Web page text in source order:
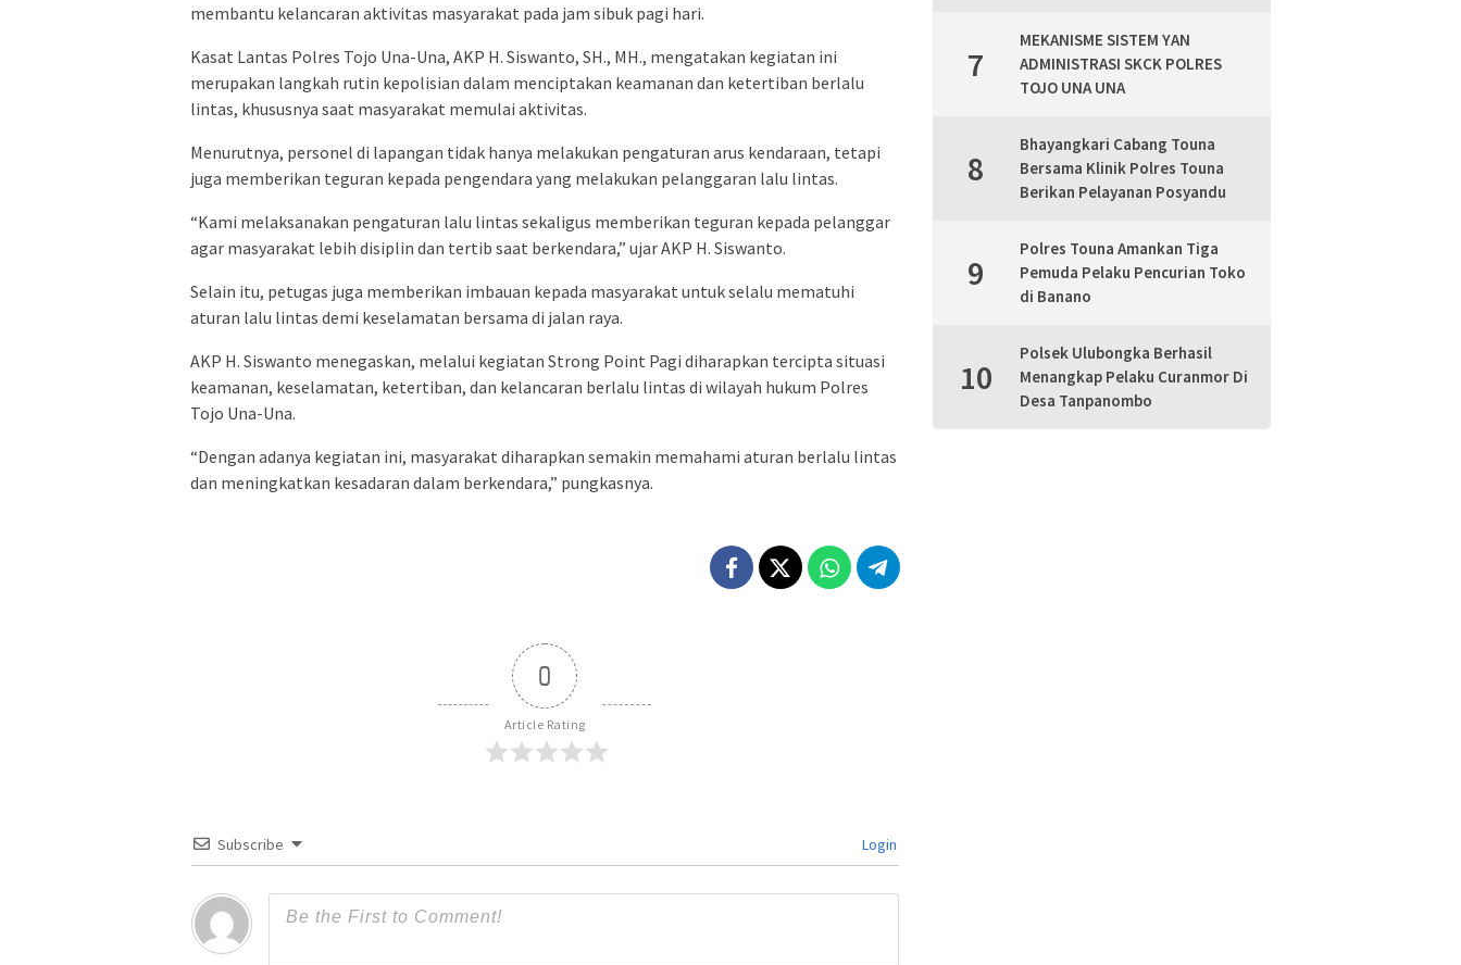
membantu kelancaran aktivitas masyarakat pada jam sibuk pagi hari.
Kasat Lantas Polres Tojo Una-Una, AKP H. Siswanto, SH., MH., mengatakan kegiatan ini
merupakan langkah rutin kepolisian dalam menciptakan keamanan dan ketertiban berlalu
lintas, khususnya saat masyarakat memulai aktivitas.
Menurutnya, personel di lapangan tidak hanya melakukan pengaturan arus kendaraan, tetapi
juga memberikan teguran kepada pengendara yang melakukan pelanggaran lalu lintas.
“Kami melaksanakan pengaturan lalu lintas sekaligus memberikan teguran kepada pelanggar
agar masyarakat lebih disiplin dan tertib saat berkendara,” ujar AKP H. Siswanto.
Selain itu, petugas juga memberikan imbauan kepada masyarakat untuk selalu mematuhi
aturan lalu lintas demi keselamatan bersama di jalan raya.
AKP H. Siswanto menegaskan, melalui kegiatan Strong Point Pagi diharapkan tercipta situasi
keamanan, keselamatan, ketertiban, dan kelancaran berlalu lintas di wilayah hukum Polres
Tojo Una-Una.
“Dengan adanya kegiatan ini, masyarakat diharapkan semakin memahami aturan berlalu lintas
dan meningkatkan kesadaran dalam berkendara,” pungkasnya.
0
Article Rating
Subscribe Login
7
MEKANISME SISTEM YAN
ADMINISTRASI SKCK POLRES
TOJO UNA UNA
8
Bhayangkari Cabang Touna
Bersama Klinik Polres Touna
Berikan Pelayanan Posyandu
9
Polres Touna Amankan Tiga
Pemuda Pelaku Pencurian Toko
di Banano
10
Polsek Ulubongka Berhasil
Menangkap Pelaku Curanmor Di
Desa Tanpanombo